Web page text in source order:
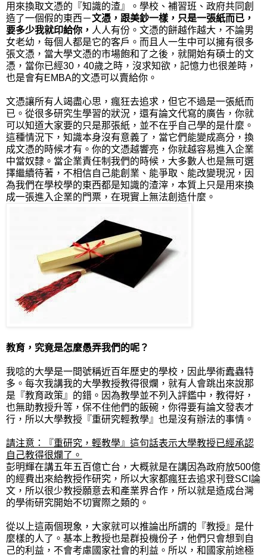
用來換取文憑的 『知識的渣』。學校、補習班、政府共同創
造了一個假的東西－文憑，跟美鈔一樣，只是一張紙而已，
要多少我就印給你， 人人有份。文憑的餅越作越大，不論男
女老幼，每個人都是它的客戶。而且人一生中可以擁有很多
張文憑，當大學文憑的市場飽和了之後，就開始有碩士的文
憑，當你已經30，40歲之時，沒求知欲，記憶力也很差時，
也是會有EMBA的文憑可以賣給你。
文憑讓所有人竭盡心思，瘋狂去追求，但它不過是一張紙而
已。從很多研究生學習的狀況，還有論文代寫的廣告，你就
可以知道大家要的只是那張紙，並不在乎自己學的是什麼。
這種情況下，知識本身沒有意義了，當它們能變成高分，換
成文憑的時候才有。你的文憑越響亮，你就越容易進入企業
中當奴隸。當企業責任制我們的時候，大多數人也是無可選
擇繼續待著，不相信自己能創業、能爭取、能改變現況，因
為我們在學校學的東西都是知識的渣滓，本質上只是用來換
成一張進入企業的門票，在現實上無法創造什麼。
教育，究竟是怎麼愚弄我們的呢？
我唸的大學是一間號稱近百年歷史的學校，因此學術蠹蟲特
多。每次我講我的大學教授教得很爛，就有人會跳出來說那
是『教育政策』的錯。因為教學並不列入評鑑中，教得好，
也無助教授升等，保不住他們的飯碗，你得要有論文發表才
行，所以大學教授『重研究輕教學』也是沒有辦法的事情。
請注意：
『重研究，輕教學』這句話表示大學教授已經承認
自己教得很爛了。
彭明輝在講五年五百億亡台，大概就是在講因為政府放500億
的經費出來給教授作研究，所以大家都瘋狂去追求刊登SCI論
文，所以很少教授願意去和產業界合作，所以就是造成台灣
的學術研究開始不切實際之類的。
從以上這兩個現象，大家就可以推論出所謂的『教授』是什
麼樣的人了。基本上教授也是群投機份子，他們只會想到自
己的利益，不會考慮國家社會的利益。所以，和國家前途極